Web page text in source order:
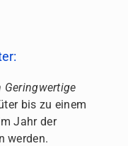
Geringwertige
bis zu einem
Jahr der
werden.